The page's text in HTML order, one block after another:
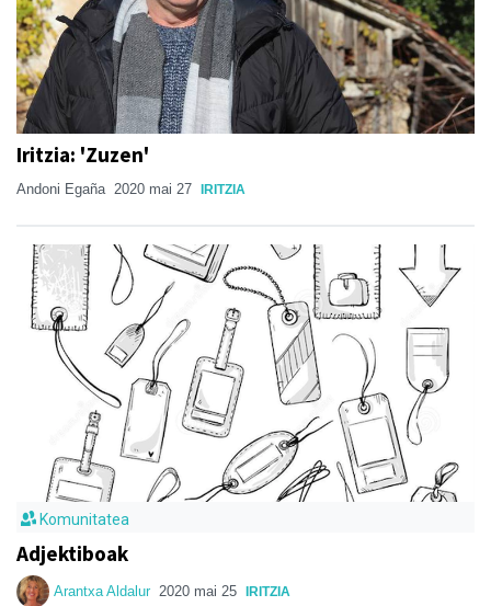
Iritzia: 'Zuzen'
Andoni Egaña 2020 mai 27 IRITZIA
Komunitatea
Adjektiboak
Arantxa Aldalur 2020 mai 25 IRITZIA